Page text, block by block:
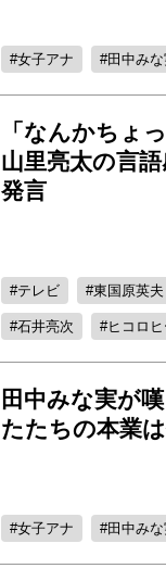
女子アナ 田中み
「なんかちょ
山里亮太の言
発言
テレビ 東国原英夫
石井亮次 ヒコロヒ
田中みな実が
たたちの本業
女子アナ 田中み